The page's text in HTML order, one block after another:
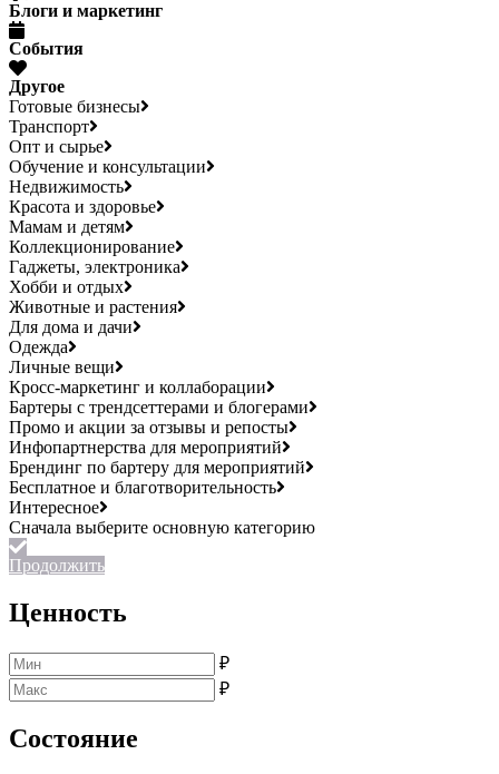
Блоги и маркетинг
События
Другое
Готовые бизнесы
Транспорт
Опт и сырье
Обучение и консультации
Недвижимость
Красота и здоровье
Мамам и детям
Коллекционирование
Гаджеты, электроника
Хобби и отдых
Животные и растения
Для дома и дачи
Одежда
Личные вещи
Кросс-маркетинг и коллаборации
Бартеры с трендсеттерами и блогерами
Промо и акции за отзывы и репосты
Инфопартнерства для мероприятий
Брендинг по бартеру для мероприятий
Бесплатное и благотворительность
Интересное
Продолжить
Ценность
₽
₽
Состояние